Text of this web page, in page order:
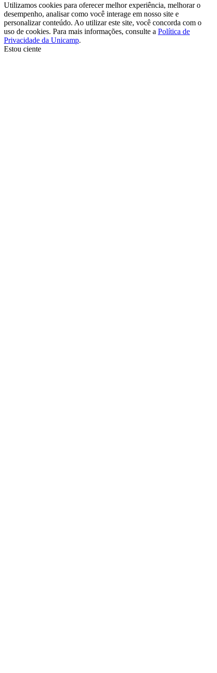
Utilizamos cookies para oferecer melhor experiência, melhorar o
desempenho, analisar como você interage em nosso site e
personalizar conteúdo. Ao utilizar este site, você concorda com o
uso de cookies. Para mais informações, consulte a Política de
Privacidade da Unicamp.
Estou ciente